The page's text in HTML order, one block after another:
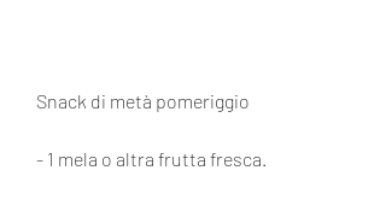
Snack di metà pomeriggio
- 1 mela o altra frutta fresca.